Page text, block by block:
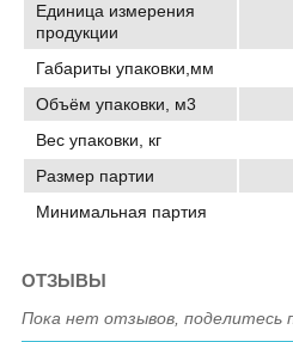
Единица измерения
продукции
Габариты упаковки,мм
Объём упаковки, м3
Вес упаковки, кг
Размер партии
Минимальная партия
ОТЗЫВЫ
Пока нет отзывов, поделитесь